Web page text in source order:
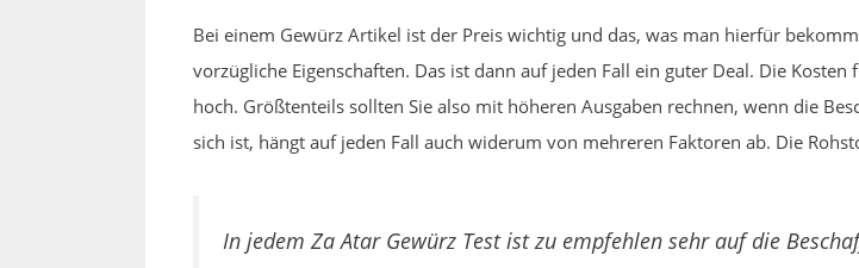
Bei einem Gewürz Artikel ist der Preis wichtig und das, was man hierfür
vorzügliche Eigenschaften. Das ist dann auf jeden Fall ein guter Deal. Die
hoch. Größtenteils sollten Sie also mit höheren Ausgaben rechnen, wenn die
sich ist, hängt auf jeden Fall auch widerum von mehreren Faktoren ab. Die
In jedem Za Atar Gewürz Test ist zu empfehlen sehr auf die